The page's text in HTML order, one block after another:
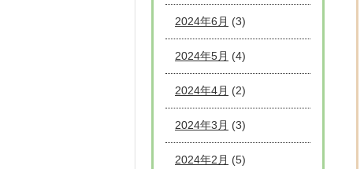
2024年6月 (3)
2024年5月 (4)
2024年4月 (2)
2024年3月 (3)
2024年2月 (5)